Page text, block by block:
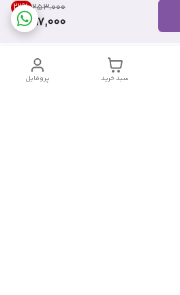
۲۵۳٬۰۰۰ 22%
197,000
پروفایل سبد خرید